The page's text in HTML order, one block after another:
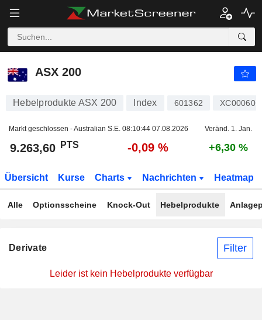
ASX 200
ASX 200
Hebelprodukte ASX 200 Index 601362
Markt geschlossen - Australian S.E. 08:10:44 07.08.2026 Veränd. 1. Jan.
9.263,60 PTS -0,09 % +6,30 %
Übersicht Kurse Charts Nachrichten Heatmap
Alle Optionsscheine Knock-Out Hebelprodukte
Derivate Filter
Leider ist kein Hebelprodukte verfügbar